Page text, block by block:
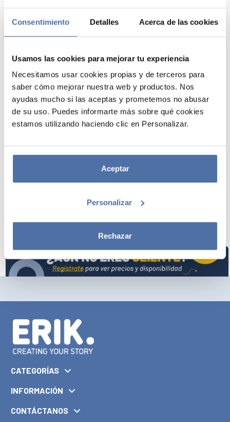
Consentimiento Detalles Acerca de las cookies
Usamos las cookies para mejorar tu experiencia
Necesitamos usar cookies propias y de terceros para
saber cómo mejorar nuestra web y productos. Nos
ayudas mucho si las aceptas y prometemos no abusar
de su uso. Puedes informarte más sobre qué cookies
estamos utilizando haciendo clic en Personalizar.
Aceptar
Personalizar
Rechazar
VER VER
SET DE 4
HARRY POTTER
CATEGORÍAS
INFORMACIÓN
CONTÁCTANOS